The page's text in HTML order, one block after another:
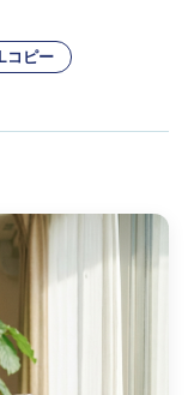
コピー